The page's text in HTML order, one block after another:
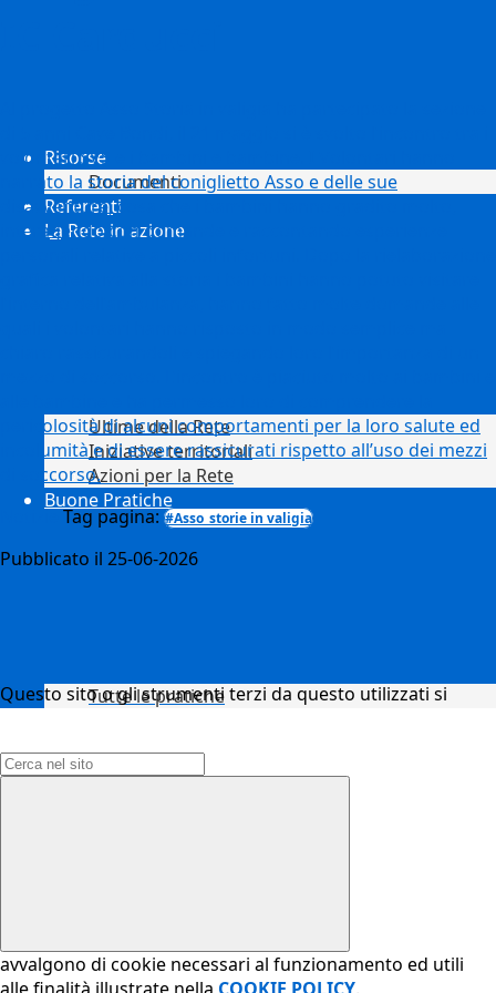
Risorse
Documenti
Referenti
La Rete in azione
Ultime della Rete
Iniziative territoriali
Azioni per la Rete
Buone Pratiche
Tutte le pratiche
volontari SVS e i bambini e bambine. I Volontari hanno
narrato la storia del coniglietto Asso e delle sue
disavventure, cosa che i bambini hanno gradito molto,
interagendo con domande e raccontando esperienze
pericolosità di alcuni comportamenti per la loro salute ed
incolumità e di essere rassicurati rispetto all’uso dei mezzi
di soccorso.
NotizieTag pagina:#Asso_storie in valigia
Pubblicato il 25-06-2026
Questo sito o gli strumenti terzi da questo utilizzati si
avvalgono di cookie necessari al funzionamento ed utili